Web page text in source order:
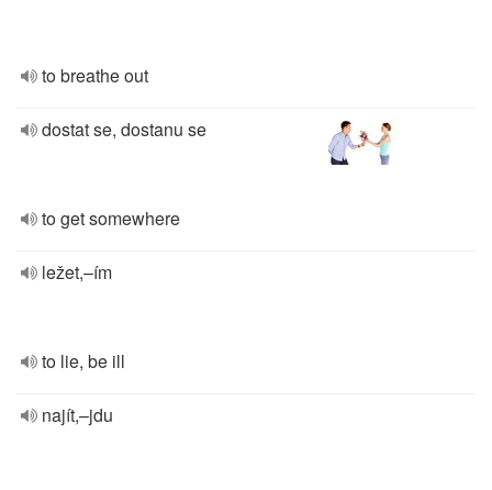
to breathe out
dostat se, dostanu se
to get somewhere
ležet,–ím
to lie, be ill
najít,–jdu